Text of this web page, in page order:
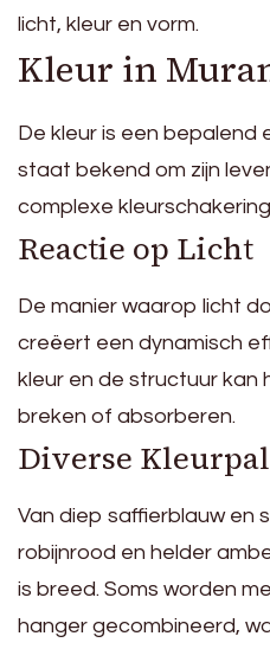
licht, kleur en vorm.
Kleur in
De kleur is een bepalend
staat bekend om zijn
complexe
Reactie op Licht
De manier waarop licht
creëert een dynamisch
kleur en de structuur kan
breken of absorberen.
Diverse
Van diep saffierblauw en
robijnrood en helder
is breed. Soms worden
hanger gecombineerd,